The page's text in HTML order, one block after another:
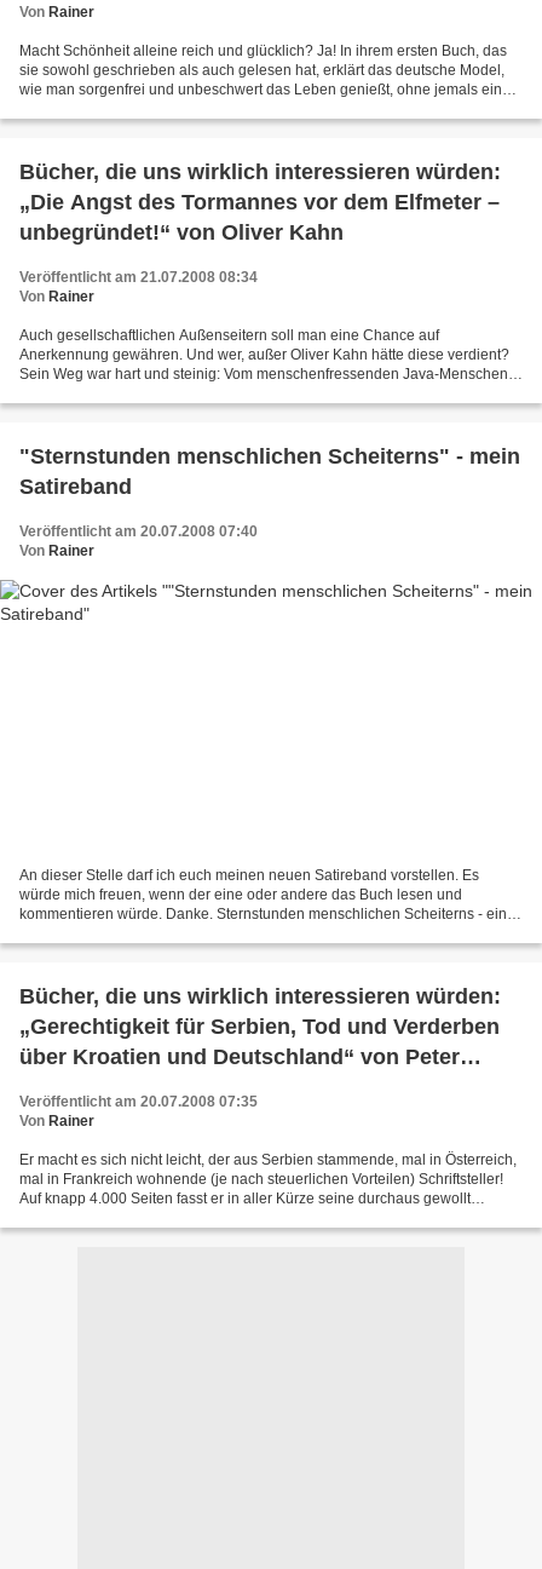
Von Rainer
Macht Schönheit alleine reich und glücklich? Ja! In ihrem ersten Buch, das
sie sowohl geschrieben als auch gelesen hat, erklärt das deutsche Model,
wie man sorgenfrei und unbeschwert das Leben genießt, ohne jemals einen
Bücher, die uns wirklich interessieren würden:
„Die Angst des Tormannes vor dem Elfmeter –
unbegründet!“ von Oliver Kahn
Veröffentlicht am 21.07.2008 08:34
Von Rainer
Auch gesellschaftlichen Außenseitern soll man eine Chance auf
Anerkennung gewähren. Und wer, außer Oliver Kahn hätte diese verdient?
Sein Weg war hart und steinig: Vom menschenfressenden Java-Menschen,
"Sternstunden menschlichen Scheiterns" - mein
Satireband
Veröffentlicht am 20.07.2008 07:40
Von Rainer
An dieser Stelle darf ich euch meinen neuen Satireband vorstellen. Es
würde mich freuen, wenn der eine oder andere das Buch lesen und
kommentieren würde. Danke. Sternstunden menschlichen Scheiterns - ein
Bücher, die uns wirklich interessieren würden:
„Gerechtigkeit für Serbien, Tod und Verderben
über Kroatien und Deutschland“ von Peter
Veröffentlicht am 20.07.2008 07:35
Von Rainer
Er macht es sich nicht leicht, der aus Serbien stammende, mal in Österreich,
mal in Frankreich wohnende (je nach steuerlichen Vorteilen) Schriftsteller!
Auf knapp 4.000 Seiten fasst er in aller Kürze seine durchaus gewollt